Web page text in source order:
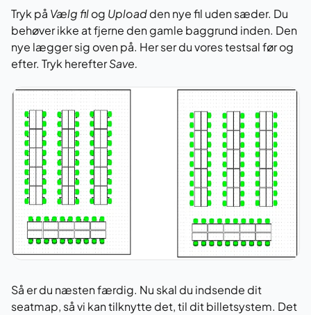
Tryk på Vælg filog Uploadden nye fil uden sæder. Du
behøver ikke at fjerne den gamle baggrund inden. Den
nye lægger sig oven på. Her ser du vores testsal før og
efter. Tryk herefterSave.
Så er du næsten færdig. Nu skal du indsende dit
seatmap, så vi kan tilknytte det, til dit billetsystem. Det